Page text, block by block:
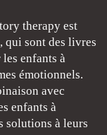
therapy est
qui sont des livres
enfants à
émotionnels.
avec
enfants à
solutions à leurs